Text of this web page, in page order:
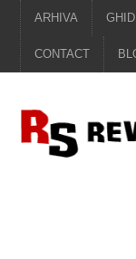
ARHIVA
CONTACT